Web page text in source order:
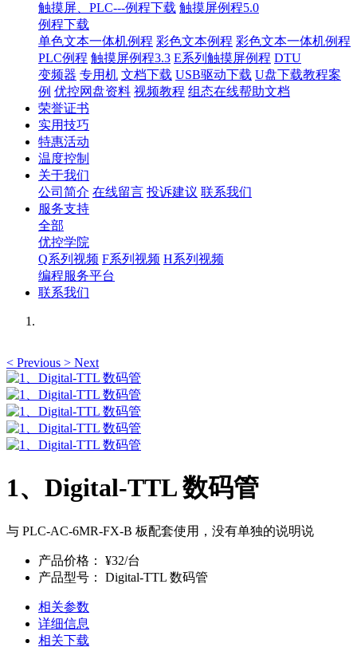
触摸屏、PLC---例程下载 触摸屏例程5.0
例程下载
单色文本一体机例程 彩色文本例程 彩色文本一体机例程
PLC例程 触摸屏例程3.3 E系列触摸屏例程 DTU
变频器 专用机 文档下载 USB驱动下载 U盘下载教程案
例 优控网盘资料 视频教程 组态在线帮助文档
荣誉证书
实用技巧
特惠活动
温度控制
关于我们
公司简介 在线留言 投诉建议 联系我们
服务支持
全部
优控学院
Q系列视频 F系列视频 H系列视频
编程服务平台
联系我们
< Previous > Next
1、Digital-TTL 数码管
与 PLC-AC-6MR-FX-B 板配套使用，没有单独的说明说
产品价格：
¥32/台
产品型号：
Digital-TTL 数码管
相关参数
详细信息
相关下载